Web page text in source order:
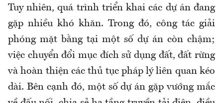
Tuy nhiên, quá trình triển khai các dự án đang
gặp nhiều khó khăn. Trong đó, công tác giải
phóng mặt bằng tại một số dự án còn chậm;
việc chuyển đổi mục đích sử dụng đất, đất rừng
và hoàn thiện các thủ tục pháp lý liên quan kéo
dài. Bên cạnh đó, một số dự án gặp vướng mắc